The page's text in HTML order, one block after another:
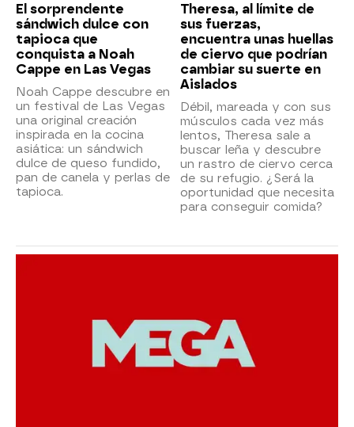
El sorprendente
sándwich dulce con
tapioca que
conquista a Noah
Cappe en Las Vegas
Noah Cappe descubre en
un festival de Las Vegas
una original creación
inspirada en la cocina
asiática: un sándwich
dulce de queso fundido,
pan de canela y perlas de
tapioca.
Theresa, al límite de
sus fuerzas,
encuentra unas huellas
de ciervo que podrían
cambiar su suerte en
Aislados
Débil, mareada y con sus
músculos cada vez más
lentos, Theresa sale a
buscar leña y descubre
un rastro de ciervo cerca
de su refugio. ¿Será la
oportunidad que necesita
para conseguir comida?